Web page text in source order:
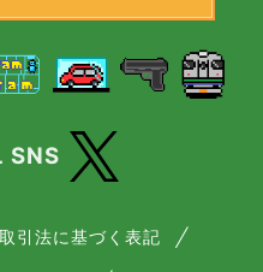
SNS
引法に基づく表記